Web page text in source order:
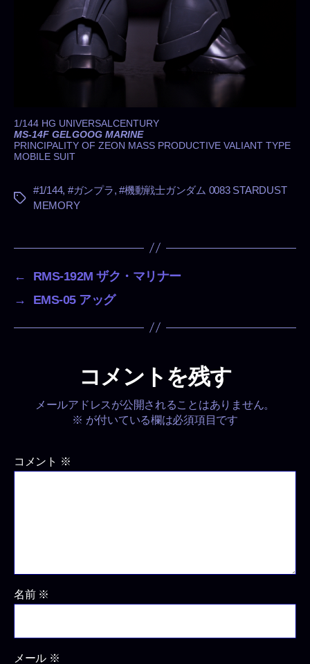
1/144 HG UNIVERSALCENTURY
MS-14F GELGOOG MARINE
PRINCIPALITY OF ZEON MASS PRODUCTIVE VALIANT TYPE
MOBILE SUIT
タ
#1/144, #ガンプラ,#機動戦士ガンダム 0083 STARDUST
MEMORY
←
RMS-192M ザク・マリナー
→
EMS-05 アッグ
コメントを残す
メールアドレスが公開されることはありません。
※ が付いている欄は必須項目です
コメント ※
名前 ※
メール ※